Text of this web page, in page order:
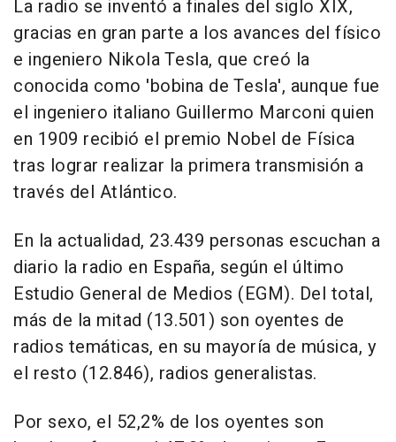
La radio se inventó a finales del siglo XIX,
gracias en gran parte a los avances del físico
e ingeniero Nikola Tesla, que creó la
conocida como 'bobina de Tesla', aunque fue
el ingeniero italiano Guillermo Marconi quien
en 1909 recibió el premio Nobel de Física
tras lograr realizar la primera transmisión a
través del Atlántico.
En la actualidad, 23.439 personas escuchan a
diario la radio en España, según el último
Estudio General de Medios (EGM). Del total,
más de la mitad (13.501) son oyentes de
radios temáticas, en su mayoría de música, y
el resto (12.846), radios generalistas.
Por sexo, el 52,2% de los oyentes son